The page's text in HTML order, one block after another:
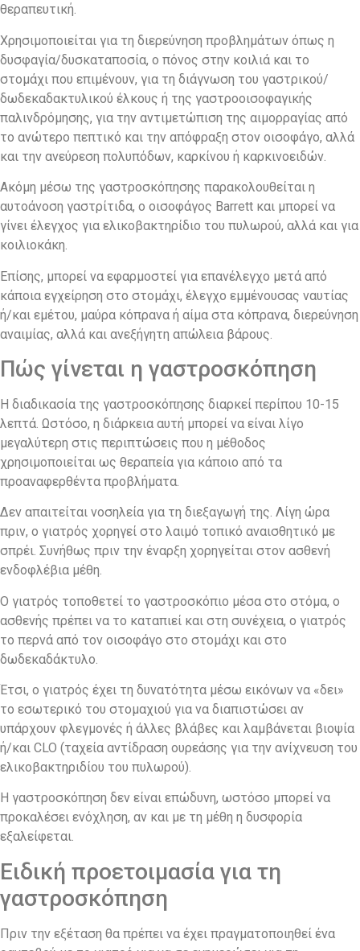
θεραπευτική.
Χρησιμοποιείται για τη διερεύνηση προβλημάτων όπως η
δυσφαγία/δυσκαταποσία, ο πόνος στην κοιλιά και το
στομάχι που επιμένουν, για τη διάγνωση του γαστρικού/
δωδεκαδακτυλικού έλκους ή της γαστροοισοφαγικής
παλινδρόμησης, για την αντιμετώπιση της αιμορραγίας από
το ανώτερο πεπτικό και την απόφραξη στον οισοφάγο, αλλά
και την ανεύρεση πολυπόδων, καρκίνου ή καρκινοειδών.
Ακόμη μέσω της γαστροσκόπησης παρακολουθείται η
αυτοάνοση γαστρίτιδα, ο οισοφάγος Barrett και μπορεί να
γίνει έλεγχος για ελικοβακτηρίδιο του πυλωρού, αλλά και για
κοιλιοκάκη.
Επίσης, μπορεί να εφαρμοστεί για επανέλεγχο μετά από
κάποια εγχείρηση στο στομάχι, έλεγχο εμμένουσας ναυτίας
ή/και εμέτου, μαύρα κόπρανα ή αίμα στα κόπρανα, διερεύνηση
αναιμίας, αλλά και ανεξήγητη απώλεια βάρους.
Πώς γίνεται η γαστροσκόπηση
Η διαδικασία της γαστροσκόπησης διαρκεί περίπου 10-15
λεπτά. Ωστόσο, η διάρκεια αυτή μπορεί να είναι λίγο
μεγαλύτερη στις περιπτώσεις που η μέθοδος
χρησιμοποιείται ως θεραπεία για κάποιο από τα
προαναφερθέντα προβλήματα.
Δεν απαιτείται νοσηλεία για τη διεξαγωγή της. Λίγη ώρα
πριν, ο γιατρός χορηγεί στο λαιμό τοπικό αναισθητικό με
σπρέι. Συνήθως πριν την έναρξη χορηγείται στον ασθενή
ενδοφλέβια μέθη.
Ο γιατρός τοποθετεί το γαστροσκόπιο μέσα στο στόμα, ο
ασθενής πρέπει να το καταπιεί και στη συνέχεια, ο γιατρός
το περνά από τον οισοφάγο στο στομάχι και στο
δωδεκαδάκτυλο.
Έτσι, ο γιατρός έχει τη δυνατότητα μέσω εικόνων να «δει»
το εσωτερικό του στομαχιού για να διαπιστώσει αν
υπάρχουν φλεγμονές ή άλλες βλάβες και λαμβάνεται βιοψία
ή/και CLO (ταχεία αντίδραση ουρεάσης για την ανίχνευση του
ελικοβακτηριδίου του πυλωρού).
Η γαστροσκόπηση δεν είναι επώδυνη, ωστόσο μπορεί να
προκαλέσει ενόχληση, αν και με τη μέθη η δυσφορία
εξαλείφεται.
Ειδική προετοιμασία για τη
γαστροσκόπηση
Πριν την εξέταση θα πρέπει να έχει πραγματοποιηθεί ένα